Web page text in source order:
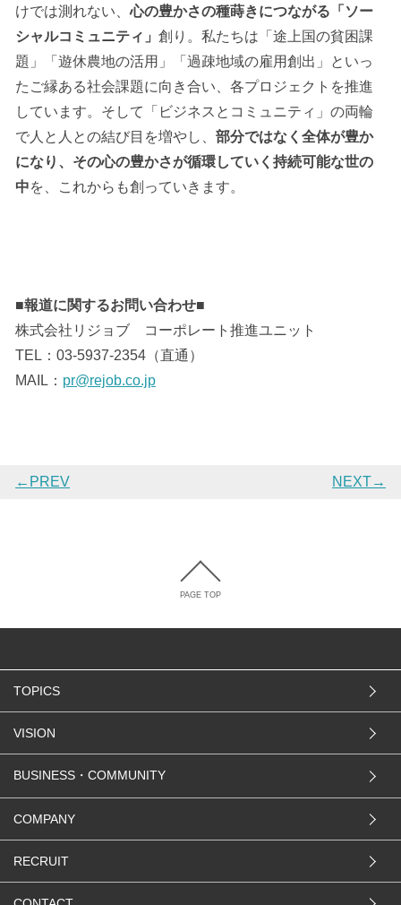
けでは測れない、心の豊かさの種蒔きにつながる「ソー
シャルコミュニティ」 創り。私たちは「途上国の貧困課
題」「遊休農地の活用」「過疎地域の雇用創出」といっ
たご縁ある社会課題に向き合い、各プロジェクトを推進
しています。そして「ビジネスとコミュニティ」の両輪
で人と人との結び目を増やし、 部分ではなく全体が豊か
になり、その心の豊かさが循環していく持続可能な世の
中を、これからも創っていきます。
■報道に関するお問い合わせ■
株式会社リジョブ コーポレート推進ユニット
TEL：03-5937-2354（直通）
MAIL： pr@rejob.co.jp
←PREV NEXT→
PAGE TOP
TOPICS
VISION
BUSINESS・COMMUNITY
COMPANY
RECRUIT